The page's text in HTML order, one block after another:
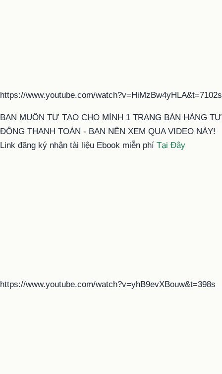
https://www.youtube.com/watch?v=HiMzBw4yHLA&t=7102s
BẠN MUỐN TỰ TẠO CHO MÌNH 1 TRANG BÁN HÀNG TỰ
ĐỘNG THANH TOÁN - BẠN NÊN XEM QUA VIDEO NÀY!
Link đăng ký nhận tài liệu Ebook miễn phí Tại Đây
https://www.youtube.com/watch?v=yhB9evXBouw&t=398s